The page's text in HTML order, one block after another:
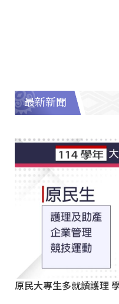
最新新聞
原民大專生多就讀護理